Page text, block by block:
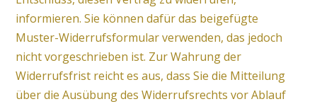
informieren. Sie können dafür das beigefügte
Muster-Widerrufsformular verwenden, das jedoch
nicht vorgeschrieben ist. Zur Wahrung der
Widerrufsfrist reicht es aus, dass Sie die Mitteilung
über die Ausübung des Widerrufsrechts vor Ablauf